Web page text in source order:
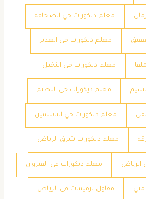
معلم ديكورات حي الصحافة
معلم ديكورات حي الغدير
معلم ديكورات حي النخيل
معلم ديكورات حي النظيم
معلم ديكورات حي الياسمين
معلم ديكورات شرق الرياض
الرياض معلم ديكورات في القيروان
مقاول ترميمات في الرياض